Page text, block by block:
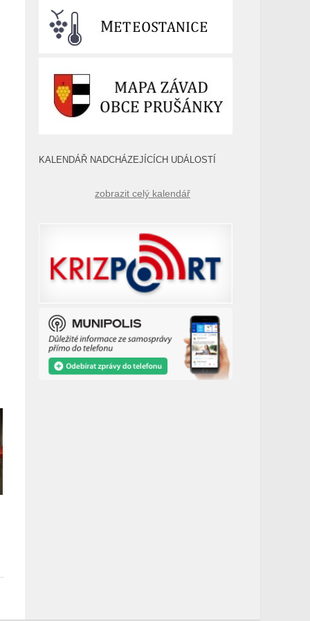
KALENDÁŘ NADCHÁZEJÍCÍCH UDÁLOSTÍ
zobrazit celý kalendář